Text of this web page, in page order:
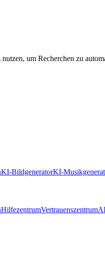
um Recherchen zu
KI-BildgeneratorKI-
HilfezentrumVertrauenszentrum